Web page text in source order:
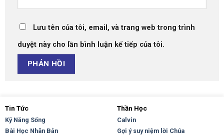
Lưu tên của tôi, email, và trang web trong trình
duyệt này cho lần bình luận kế tiếp của tôi.
Tin Tức
Kỹ Năng Sống
Bài Học Nhân Bản
Thần Học
Calvin
Gợi ý suy niệm lời Chúa